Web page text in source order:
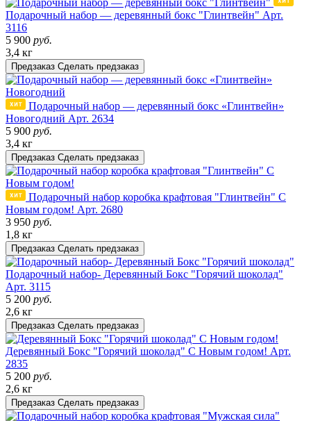
Подарочный набор — деревянный бокс "Глинтвейн" Арт.
3116
5 900 руб.
3,4 кг
Предзаказ Сделать предзаказ
Подарочный набор — деревянный бокс «Глинтвейн»
Новогодний Арт. 2634
5 900 руб.
3,4 кг
Предзаказ Сделать предзаказ
Подарочный набор коробка крафтовая "Глинтвейн" С
Новым годом! Арт. 2680
3 950 руб.
1,8 кг
Предзаказ Сделать предзаказ
Подарочный набор- Деревянный Бокс "Горячий шоколад"
Арт. 3115
5 200 руб.
2,6 кг
Предзаказ Сделать предзаказ
Деревянный Бокс "Горячий шоколад" С Новым годом! Арт.
2835
5 200 руб.
2,6 кг
Предзаказ Сделать предзаказ